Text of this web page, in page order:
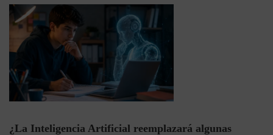
¿La Inteligencia Artificial reemplazará algunas